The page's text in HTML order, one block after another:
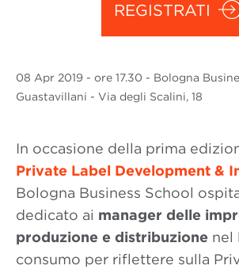
REGISTRATI
08 Apr 2019 - ore 17.30 - Bologna
Guastavillani - Via degli Scalini, 18
In occasione della prima
Private Label Development &
Bologna Business School
dedicato ai manager delle
produzione e distribuzione nel
consumo per riflettere sulla